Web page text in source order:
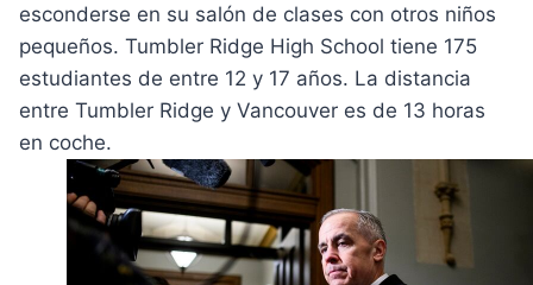
esconderse en su salón de clases con otros niños
pequeños. Tumbler Ridge High School tiene 175
estudiantes de entre 12 y 17 años. La distancia
entre Tumbler Ridge y Vancouver es de 13 horas
en coche.